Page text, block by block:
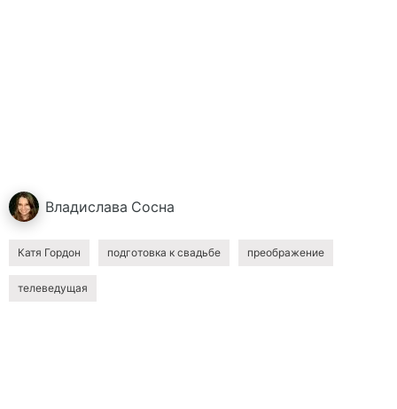
Владислава Сосна
Катя Гордон подготовка к свадьбе преображение
телеведущая